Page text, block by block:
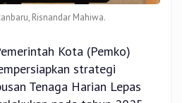
Risnandar Mahiwa.
Kota (Pemko)
strategi
Tenaga Harian Lepas